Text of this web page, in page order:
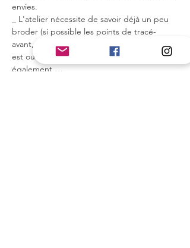
envies.
_ L'atelier nécessite de savoir déjà un peu
broder (si possible les points de tracé-
avant, arrière, surjeté, tige, chaînette...). Il
est ouvert à tous (enfants à partir de 8 ans
également,…